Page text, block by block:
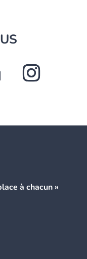
à chacun »